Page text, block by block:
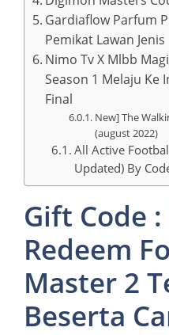
Gardiaflow Parfum
Pemikat Lawan Jenis
Nimo Tv X Mlbb
Season 1 Melaju Ke
Final
New] The
(august 2022)
All Active
Updated) By
Gift Code
Redeem
Master 2
Beserta